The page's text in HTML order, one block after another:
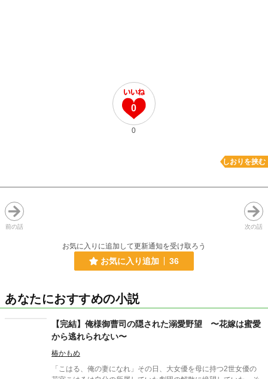
0
0
しおりを挟む
前の話 次の話
お気に入りに追加して更新通知を受け取ろう
お気に入り追加 36
あなたにおすすめの小説
【完結】俺様御曹司の隠された溺愛野望 〜花嫁は蜜愛
から逃れられない〜
椿かもめ
「こはる、俺の妻になれ」その日、大女優を母に持つ2世女優の